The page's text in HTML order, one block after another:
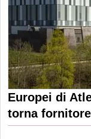
Europei di
torna